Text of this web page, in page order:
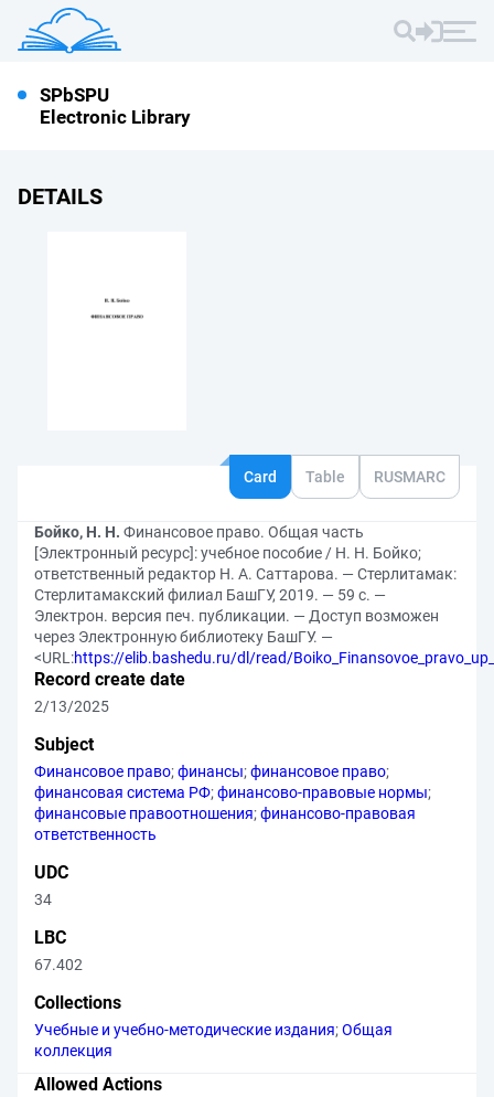
SPbSPU
Electronic Library
DETAILS
Card Table RUSMARC
Бойко, Н. Н. Финансовое право. Общая часть
[Электронный ресурс]: учебное пособие / Н. Н. Бойко;
ответственный редактор Н. А. Саттарова. — Стерлитамак:
Стерлитамакский филиал БашГУ, 2019. — 59 с. —
Электрон. версия печ. публикации. — Доступ возможен
через Электронную библиотеку БашГУ. —
<URL:https://elib.bashedu.ru/dl/read/
Record create date
2/13/2025
Subject
Финансовое право;финансы;финансовое право;
финансовая система РФ;финансово-правовые нормы;
финансовые правоотношения;финансово-правовая
ответственность
UDC
34
LBC
67.402
Collections
Учебные и учебно-методические издания;Общая
коллекция
Allowed Actions